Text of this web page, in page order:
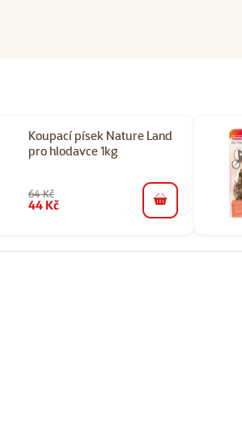
Koupací písek Nature Land
pro hlodavce 1kg
64 Kč
44 Kč do košíku